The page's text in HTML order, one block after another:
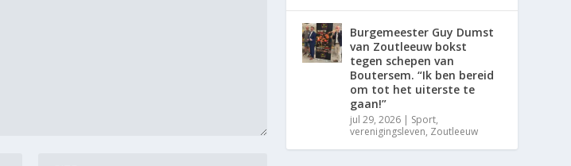
Burgemeester Guy Dumst
van Zoutleeuw bokst
tegen schepen van
Boutersem. “Ik ben bereid
om tot het uiterste te
gaan!”
jul 29, 2026 | Sport,
verenigingsleven, Zoutleeuw